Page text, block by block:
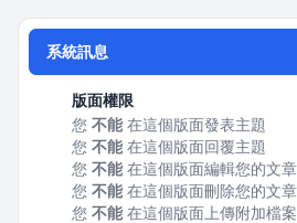
系統訊息
版面權限
您 不能在這個版面發表主題
您 不能在這個版面回覆主題
您 不能在這個版面編輯您的文章
您 不能在這個版面刪除您的文章
您 不能在這個版面上傳附加檔案